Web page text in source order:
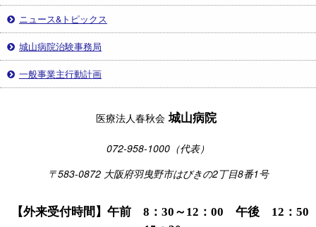
ニュース&トピックス
城山病院治験事務局
一般事業主行動計画
医療法人春秋会 城山病院
072-958-1000（代表）
〒583-0872 大阪府羽曳野市はびきの2丁目8番1号
【外来受付時間】午前 8：30～12：00 午後 12：50